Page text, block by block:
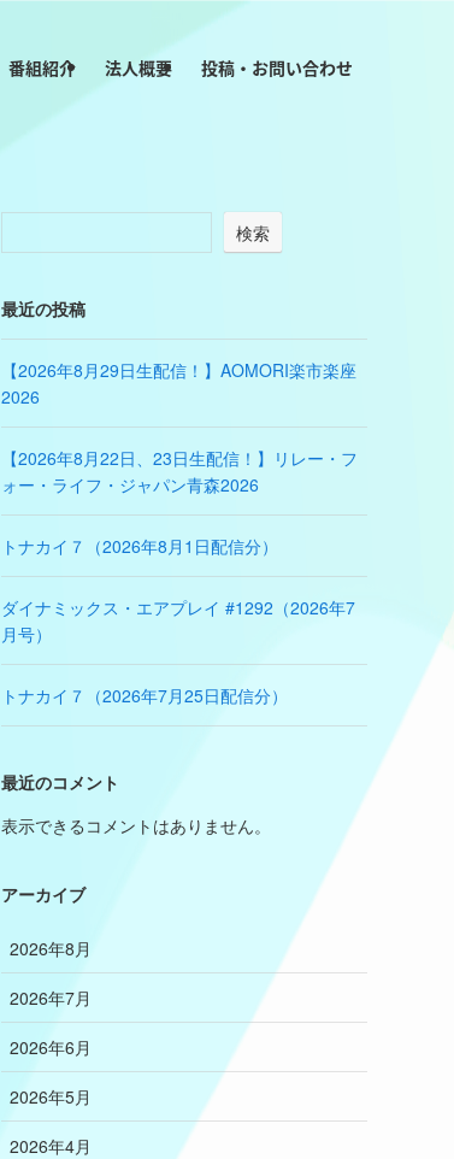
番組紹介 法人概要 投稿・お問い合わせ
検索
最近の投稿
【2026年8月29日生配信！】AOMORI楽市楽座
2026
【2026年8月22日、23日生配信！】リレー・フ
ォー・ライフ・ジャパン青森2026
トナカイ７（2026年8月1日配信分）
ダイナミックス・エアプレイ #1292（2026年7
月号）
トナカイ７（2026年7月25日配信分）
最近のコメント
表示できるコメントはありません。
アーカイブ
2026年8月
2026年7月
2026年6月
2026年5月
2026年4月